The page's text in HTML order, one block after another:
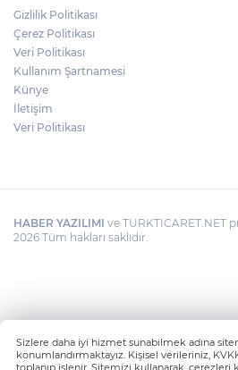
Gizlilik Politikası
Çerez Politikası
Veri Politikası
Kullanım Şartnamesi
Künye
İletişim
Veri Politikası
HABER YAZILIMI ve TURKTICARET.NET
2026 Tüm hakları saklıdır.
Sizlere daha iyi hizmet sunabilmek adına
konumlandırmaktayız. Kişisel verileriniz,
toplanıp işlenir. Sitemizi kullanarak, çerezleri